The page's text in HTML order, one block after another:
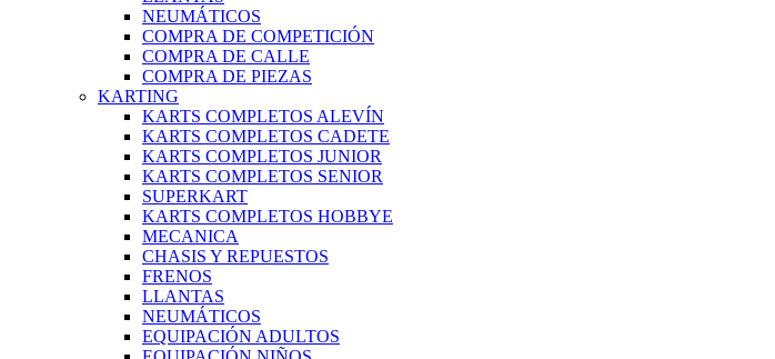
NEUMÁTICOS
COMPRA DE COMPETICIÓN
COMPRA DE CALLE
COMPRA DE PIEZAS
KARTING
KARTS COMPLETOS ALEVÍN
KARTS COMPLETOS CADETE
KARTS COMPLETOS JUNIOR
KARTS COMPLETOS SENIOR
SUPERKART
KARTS COMPLETOS HOBBYE
MECANICA
CHASIS Y REPUESTOS
FRENOS
LLANTAS
NEUMÁTICOS
EQUIPACIÓN ADULTOS